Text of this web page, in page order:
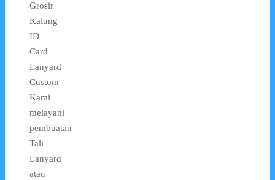
Grosir
Kalung
ID
Card
Lanyard
Custom
Kami
melayani
pembuatan
Tali
Lanyard
atau